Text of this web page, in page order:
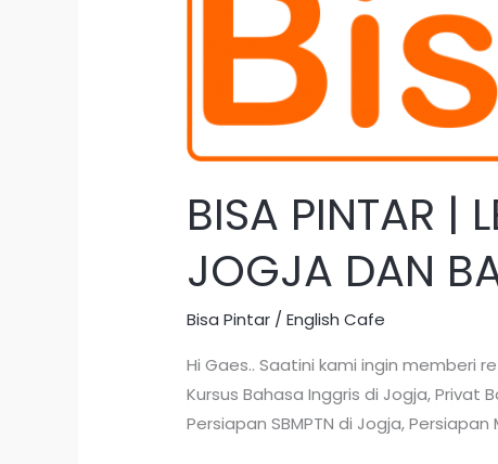
BISA PINTAR |
JOGJA DAN
Bisa Pintar /English Cafe
Hi Gaes.. Saatini kami ingin memberi
Kursus Bahasa Inggris di Jogja, Privat
Persiapan SBMPTN di Jogja,
LEMBAGA
PRIVATE
TERBAIK
DI
DAN
BISA
OFFLINE/ONLINE